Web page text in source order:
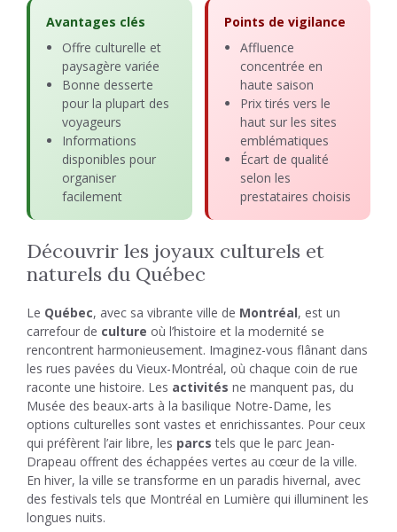
Avantages clés
Offre culturelle et
paysagère variée
Bonne desserte
pour la plupart des
voyageurs
Informations
disponibles pour
organiser
facilement
Points de vigilance
Affluence
concentrée en
haute saison
Prix tirés vers le
haut sur les sites
emblématiques
Écart de qualité
selon les
prestataires choisis
Découvrir les joyaux culturels et
naturels du Québec
Le Québec, avec sa vibrante ville de Montréal, est un
carrefour de culture où l’histoire et la modernité se
rencontrent harmonieusement. Imaginez-vous flânant dans
les rues pavées du Vieux-Montréal, où chaque coin de rue
raconte une histoire. Les activités ne manquent pas, du
Musée des beaux-arts à la basilique Notre-Dame, les
options culturelles sont vastes et enrichissantes. Pour ceux
qui préfèrent l’air libre, les parcs tels que le parc Jean-
Drapeau offrent des échappées vertes au cœur de la ville.
En hiver, la ville se transforme en un paradis hivernal, avec
des festivals tels que Montréal en Lumière qui illuminent les
longues nuits.